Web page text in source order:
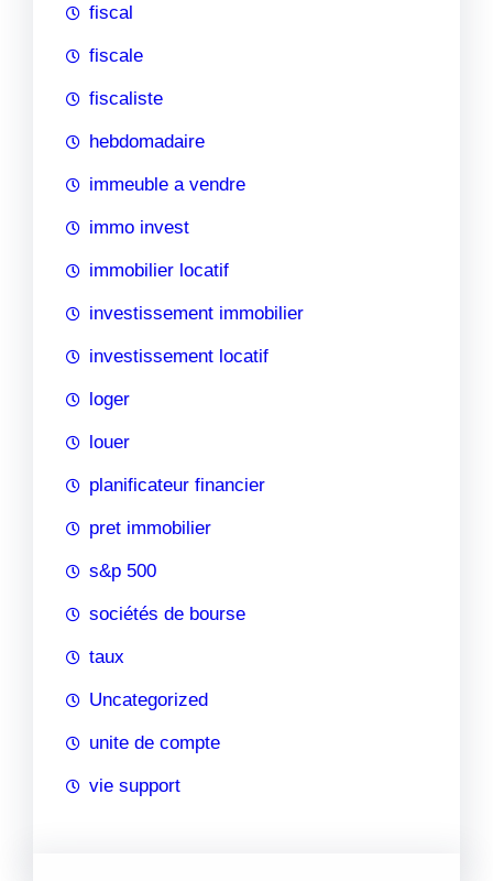
fiscal
fiscale
fiscaliste
hebdomadaire
immeuble a vendre
immo invest
immobilier locatif
investissement immobilier
investissement locatif
loger
louer
planificateur financier
pret immobilier
s&p 500
sociétés de bourse
taux
Uncategorized
unite de compte
vie support